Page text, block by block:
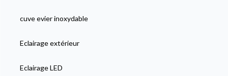
cuve evier inoxydable
Eclairage extérieur
Eclairage LED